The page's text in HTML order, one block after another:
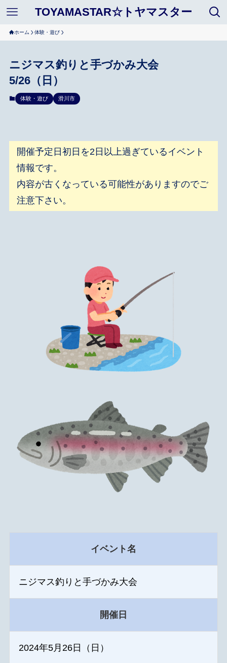
TOYAMASTAR☆トヤマスター
ホーム 体験・遊び
ニジマス釣りと手づかみ大会
5/26（日）
体験・遊び 滑川市
開催予定日初日を2日以上過ぎているイベント
情報です。
内容が古くなっている可能性がありますのでご
注意下さい。
イベント名
ニジマス釣りと手づかみ大会
開催日
2024年5月26日（日）